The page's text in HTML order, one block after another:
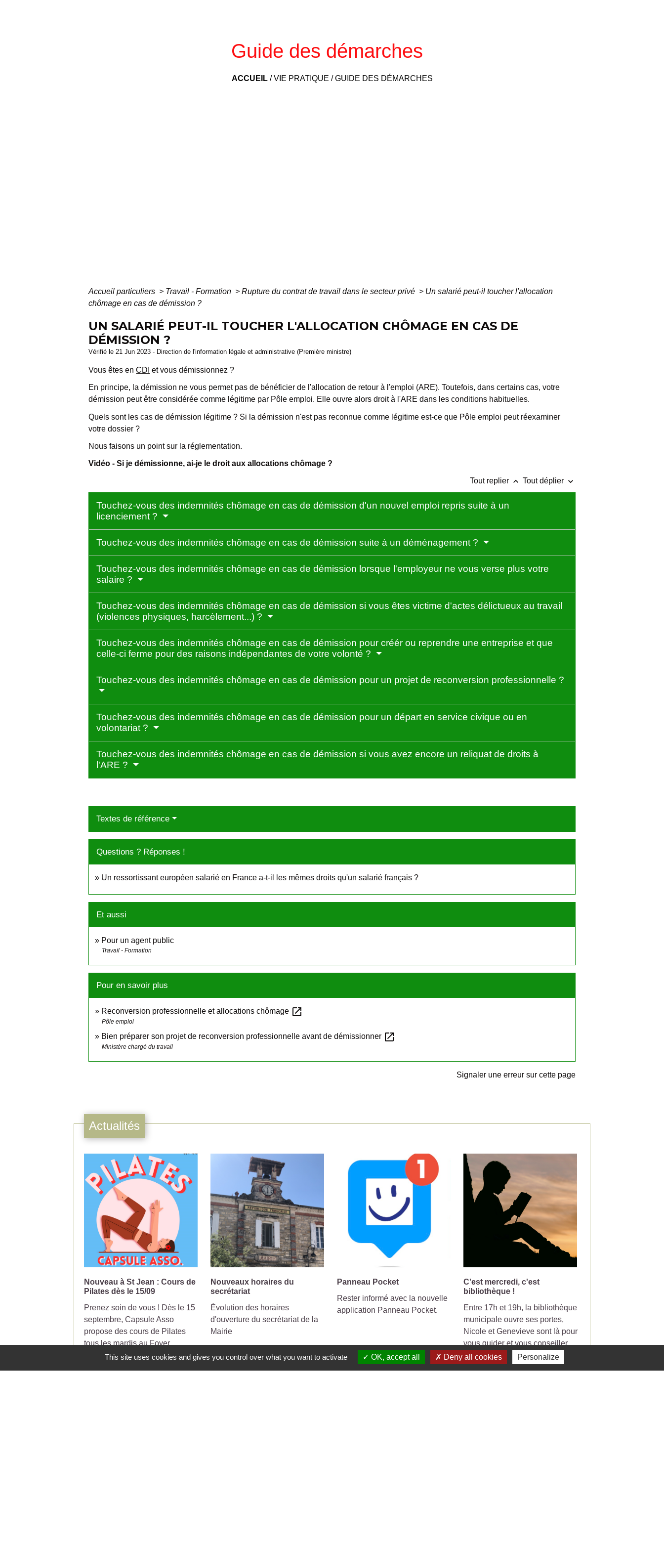
Guide des démarches
ACCUEIL/VIE PRATIQUE /GUIDE DES DÉMARCHES
Accueil particuliers > Travail - Formation > Rupture du contrat de travail dans le secteur privé > Un salarié peut-il toucher l'allocation
chômage en cas de démission ?
UN SALARIÉ PEUT-IL TOUCHER L'ALLOCATION CHÔMAGE EN CAS DE
DÉMISSION ?
Vérifié le 21 Jun 2023 - Direction de l'information légale et administrative (Première ministre)
Vous êtes enCDI et vous démissionnez ?
En principe, la démission ne vous permet pas de bénéficier de l'allocation de retour à l'emploi (ARE). Toutefois, dans certains cas, votre
démission peut être considérée comme légitime par Pôle emploi. Elle ouvre alors droit à l'ARE dans les conditions habituelles.
Quels sont les cas de démission légitime ? Si la démission n'est pas reconnue comme légitime est-ce que Pôle emploi peut réexaminer
votre dossier ?
Nous faisons un point sur la réglementation.
Vidéo - Si je démissionne, ai-je le droit aux allocations chômage ?
Tout replier keyboard_arrow_up Tout déplier keyboard_arrow_down
Touchez-vous des indemnités chômage en cas de démission d'un nouvel emploi repris suite à un
licenciement ?
Touchez-vous des indemnités chômage en cas de démission suite à un déménagement ?
Touchez-vous des indemnités chômage en cas de démission lorsque l'employeur ne vous verse plus votre
salaire ?
Touchez-vous des indemnités chômage en cas de démission si vous êtes victime d'actes délictueux au travail
(violences physiques, harcèlement...) ?
Touchez-vous des indemnités chômage en cas de démission pour créér ou reprendre une entreprise et que
celle-ci ferme pour des raisons indépendantes de votre volonté ?
Touchez-vous des indemnités chômage en cas de démission pour un projet de reconversion professionnelle ?
Touchez-vous des indemnités chômage en cas de démission pour un départ en service civique ou en
volontariat ?
Touchez-vous des indemnités chômage en cas de démission si vous avez encore un reliquat de droits à
l'ARE ?
Textes de référence
Questions ? Réponses !
Un ressortissant européen salarié en France a-t-il les mêmes droits qu'un salarié français ?
Et aussi
Pour un agent public
Travail - Formation
Pour en savoir plus
Reconversion professionnelle et allocations chômage open_in_new
Pôle emploi
Bien préparer son projet de reconversion professionnelle avant de démissionner open_in_new
Ministère chargé du travail
Signaler une erreur sur cette page
Actualités
Nouveau à St Jean : Cours de
Pilates dès le 15/09
Prenez soin de vous ! Dès le 15
septembre, Capsule Asso
propose des cours de Pilates
tous les mardis au Foyer
municipal.
Nouveaux horaires du
secrétariat
Évolution des horaires
d'ouverture du secrétariat de la
Mairie
Panneau Pocket
Rester informé avec la nouvelle
application Panneau Pocket.
C'est mercredi, c'est
bibliothèque !
Entre 17h et 19h, la bibliothèque
municipale ouvre ses portes,
Nicole et Genevieve sont là pour
vous guider et vous conseiller
pour vos lectures.
This site uses cookies and gives you control over what you want to activate OK, accept all Deny all cookies Personalize